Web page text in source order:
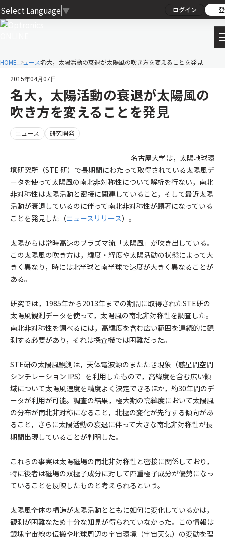
Select Language ▼ ログイン
HOMEニュース名大，太陽活動の衰退が太陽風の吹き方を変えることを発見
2015年04月07日
名大，太陽活動の衰退が太陽風の
吹き方を変えることを発見
ニュース 研究開発
名古屋大学は，太陽地球環
境研究所（STE 研）で長期間にわたって取得されている太陽風デ
ータを使って太陽風の南北非対称性について解析を行ない，南北
非対称性は太陽活動と密接に関連していること，そして最近太陽
活動が衰退しているのに伴って南北非対称性が顕著になっている
ことを発見した（ニュースリリース）。
太陽からは常時高速のプラズマ流「太陽風」が吹き出している。
この太陽風の吹き方は，緯度・経度や太陽活動の状態によって大
きく異なり，時には北半球と南半球で速度が大きく異なることが
ある。
研究では，1985年から2013年までの期間に取得されたSTE研の
太陽風観測データを使って，太陽風の南北非対称性を調査した。
南北非対称性を調べるには，高緯度を含む広い範囲を連続的に観
測する必要があり，それは探査機では困難だった。
STE研の太陽風観測は，天体電波源のまたたき現象（惑星間空間
シンチレーション IPS）を利用したもので，高緯度を含む広い領
域について太陽風速度を精度よく決定できるほか，約30年間のデ
ータが利用が可能。調査の結果，極大期の高緯度において太陽風
の分布が南北非対称になること，北極の変化が先行する傾向があ
ること，さらに太陽活動の衰退に伴って大きな南北非対称性が長
期間出現していることが判明した。
これらの事実は太陽磁場の南北非対称性と密接に関係しており，
特に後者は磁場の双極子成分に対して四重極子成分が優勢になっ
ていることを反映したものと考えられるという。
太陽風全体の構造が太陽活動とともに如何に変化しているかは，
観測が困難なため十分な知見が得られていなかった。この情報は
銀塊宇宙線の伝搬や地球周辺の宇宙環境（宇宙天気）の変動を理